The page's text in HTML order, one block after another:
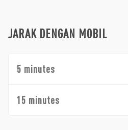
JARAK DENGAN MOBIL
5 minutes
15 minutes